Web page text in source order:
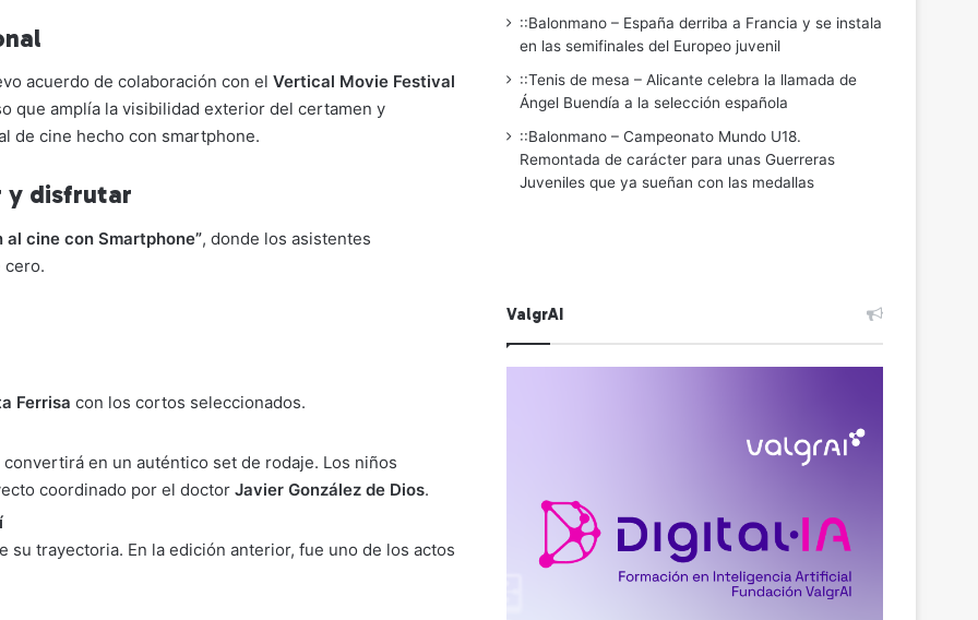
acuerdo de colaboración con el Vertical Movie Festival
que amplía la visibilidad exterior del certamen y
de cine hecho con smartphone.
y disfrutar
al cine con Smartphone”, donde los asistentes
cero.
Ferrisa con los cortos seleccionados.
convertirá en un auténtico set de rodaje. Los niños
coordinado por el doctor Javier González de Dios.
su trayectoria. En la edición anterior, fue uno de los actos
::Balonmano – España derriba a Francia y se instala
en las semifinales del Europeo juvenil
::Tenis de mesa – Alicante celebra la llamada de
Ángel Buendía a la selección española
::Balonmano – Campeonato Mundo U18.
Remontada de carácter para unas Guerreras
Juveniles que ya sueñan con las medallas
ValgrAI